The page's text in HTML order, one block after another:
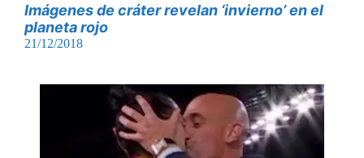
Imágenes de cráter revelan ‘invierno’ en el
planeta rojo
21/12/2018